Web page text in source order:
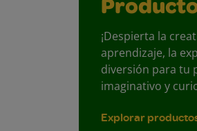
¡Despierta la
aprendizaje, la
diversión para tu
imaginativo y
Explorar